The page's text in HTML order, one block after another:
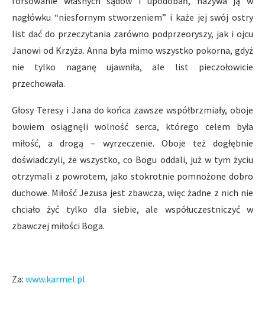
nagłówku “niesfornym stworzeniem” i każe jej swój ostry
list dać do przeczytania zarówno podprzeoryszy, jak i ojcu
Janowi od Krzyża. Anna była mimo wszystko pokorna, gdyż
nie tylko naganę ujawniła, ale list pieczołowicie
przechowała.
Głosy Teresy i Jana do końca zawsze współbrzmiały, oboje
bowiem osiągnęli wolność serca, którego celem była
miłość, a drogą – wyrzeczenie. Oboje też dogłębnie
doświadczyli, że wszystko, co Bogu oddali, już w tym życiu
otrzymali z powrotem, jako stokrotnie pomnożone dobro
duchowe. Miłość Jezusa jest zbawcza, więc żadne z nich nie
chciało żyć tylko dla siebie, ale współuczestniczyć w
zbawczej miłości Boga.
Za: www.karmel.pl